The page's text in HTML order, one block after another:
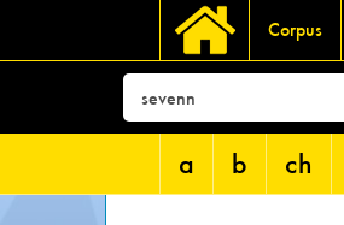
Corpus
a b ch